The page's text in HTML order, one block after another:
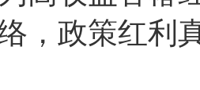
，政策红利